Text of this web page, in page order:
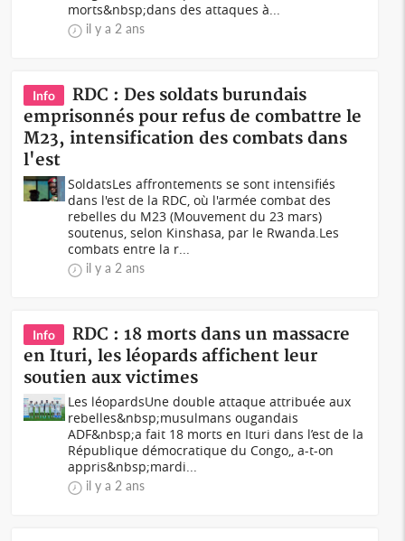
morts&nbsp;dans des attaques à...
il y a 2 ans
Info
RDC : Des soldats burundais
emprisonnés pour refus de combattre le
M23, intensification des combats dans
l'est
SoldatsLes affrontements se sont intensifiés
dans l'est de la RDC, où l'armée combat des
rebelles du M23 (Mouvement du 23 mars)
soutenus, selon Kinshasa, par le Rwanda.Les
combats entre la r...
il y a 2 ans
Info
RDC : 18 morts dans un massacre
en Ituri, les léopards affichent leur
soutien aux victimes
Les léopardsUne double attaque attribuée aux
rebelles&nbsp;musulmans ougandais
ADF&nbsp;a fait 18 morts en Ituri dans l’est de la
République démocratique du Congo,, a-t-on
appris&nbsp;mardi...
il y a 2 ans